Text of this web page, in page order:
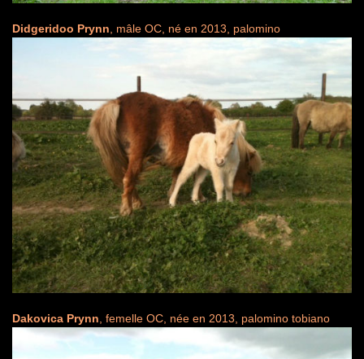
Didgeridoo Prynn, mâle OC, né en 2013, palomino
Dakovica Prynn , femelle OC, née en 2013, palomino tobiano